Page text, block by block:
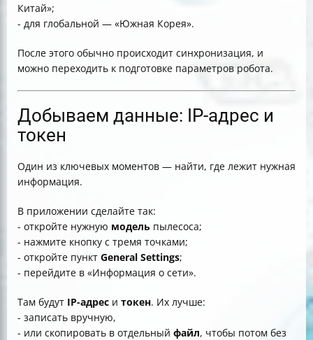
Китай»;
- для глобальной — «Южная Корея».
После этого обычно происходит синхронизация, и
можно переходить к подготовке параметров робота.
Добываем данные: IP-адрес и
токен
Один из ключевых моментов — найти, где лежит нужная
информация.
В приложении сделайте так:
- откройте нужную модель пылесоса;
- нажмите кнопку с тремя точками;
- откройте пункт General Settings;
- перейдите в «Информация о сети».
Там будут IP-адрес и токен. Их лучше:
- записать вручную,
- или скопировать в отдельный файл, чтобы потом без